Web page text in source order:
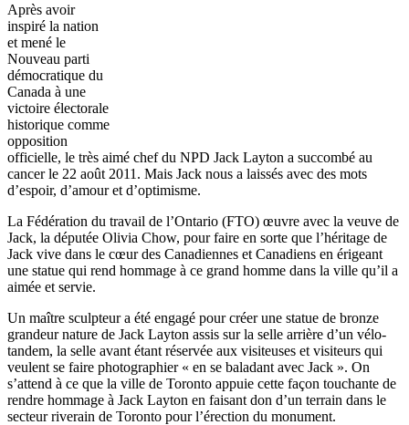
Après avoir
inspiré la nation
et mené le
Nouveau parti
démocratique du
Canada à une
victoire électorale
historique comme
opposition
officielle, le très aimé chef du NPD Jack Layton a succombé au
cancer le 22 août 2011. Mais Jack nous a laissés avec des mots
d’espoir, d’amouret d’optimisme.
La Fédération du travail de l’Ontario (FTO) œuvre avec la veuve de
Jack, la députée Olivia Chow, pour faire en sorte que l’héritage de
Jack vive dans le cœurdes Canadiennes et Canadiens en érigeant
une statue qui rend hommage à ce grand homme dans la ville qu’il a
aimée et servie.
Un maître sculpteura été engagé pourcréer une statue de bronze
grandeur nature de Jack Layton assis surla selle arrière d’un vélo-
tandem, la selle avant étant réservée aux visiteuses et visiteurs qui
veulent se faire photographier« en se baladant avec Jack ». On
s’attend à ce que la ville de Toronto appuie cette façon touchante de
rendre hommage à Jack Layton en faisant don d’un terrain dans le
secteur riverain de Toronto pourl’érection du monument.